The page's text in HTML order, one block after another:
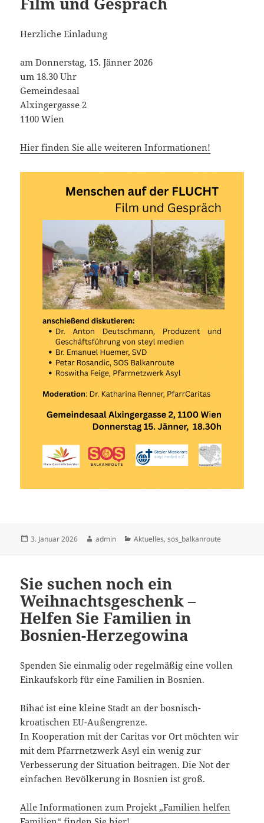
Herzliche Einladung
am Donnerstag, 15. Jänner 2026
um 18.30 Uhr
Gemeindesaal
Alxingergasse 2
1100 Wien
Hier finden Sie alle weiteren Informationen!
Veröffentlicht
3. Januar 2026 Autor
admin Kategorien
Aktuelles,sos_balkanroute
Sie suchen noch ein
Weihnachtsgeschenk –
Helfen Sie Familien in
Bosnien-Herzegowina
Spenden Sie einmalig oder regelmäßig eine vollen
Einkaufskorb für eine Familien in Bosnien.
Bihać ist eine kleine Stadt an der bosnisch-
kroatischen EU-Außengrenze.
In Kooperation mit der Caritas vor Ort möchten wir
mit dem Pfarrnetzwerk Asyl ein wenig zur
Verbesserung der Situation beitragen. Die Not der
einfachen Bevölkerung in Bosnien ist groß.
Alle Informationen zum Projekt „Familien helfen